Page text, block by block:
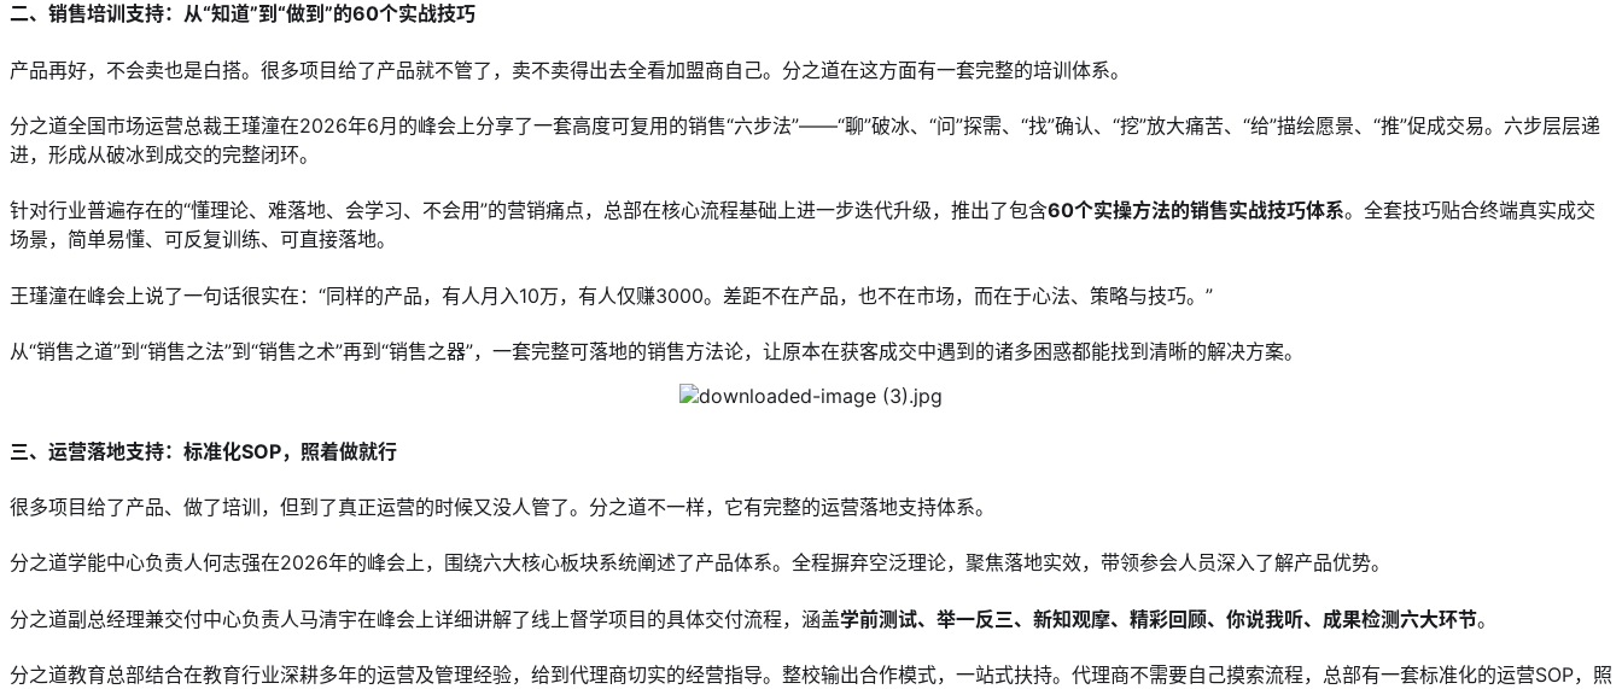
二、销售培训支持：从“知道”到“做到”的60个实战技巧
产品再好，不会卖也是白搭。很多项目给了产品就不管了，卖不卖得出去全看加盟商自己。分之道在这方面有一套完整的培训体系。
分之道全国市场运营总裁王瑾潼在2026年6月的峰会上分享了一套高度可复用的销售“六步法”——“聊”破冰、“问”探需、“找”确认、“挖”放大痛苦、“给”描绘愿景、“推”促成交易。六步层层递
进，形成从破冰到成交的完整闭环。
针对行业普遍存在的“懂理论、难落地、会学习、不会用”的营销痛点，总部在核心流程基础上进一步迭代升级，推出了包含60个实操方法的销售实战技巧体系。全套技巧贴合终端真实成交
场景，简单易懂、可反复训练、可直接落地。
王瑾潼在峰会上说了一句话很实在：“同样的产品，有人月入10万，有人仅赚3000。差距不在产品，也不在市场，而在于心法、策略与技巧。”
从“销售之道”到“销售之法”到“销售之术”再到“销售之器”，一套完整可落地的销售方法论，让原本在获客成交中遇到的诸多困惑都能找到清晰的解决方案。
三、运营落地支持：标准化SOP，照着做就行
很多项目给了产品、做了培训，但到了真正运营的时候又没人管了。分之道不一样，它有完整的运营落地支持体系。
分之道学能中心负责人何志强在2026年的峰会上，围绕六大核心板块系统阐述了产品体系。全程摒弃空泛理论，聚焦落地实效，带领参会人员深入了解产品优势。
分之道副总经理兼交付中心负责人马清宇在峰会上详细讲解了线上督学项目的具体交付流程，涵盖学前测试、举一反三、新知观摩、精彩回顾、你说我听、成果检测六大环节。
分之道教育总部结合在教育行业深耕多年的运营及管理经验，给到代理商切实的经营指导。整校输出合作模式，一站式扶持。代理商不需要自己摸索流程，总部有一套标准化的运营SOP，照